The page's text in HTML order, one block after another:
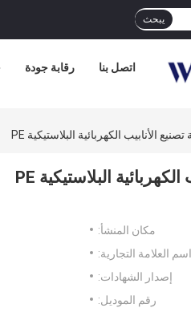
يبحث
رقابة جودة اتصل بنا
مكان المنشأ:
اسم العلامة التجارية:
إصدار الشهادات:
رقم الموديل: